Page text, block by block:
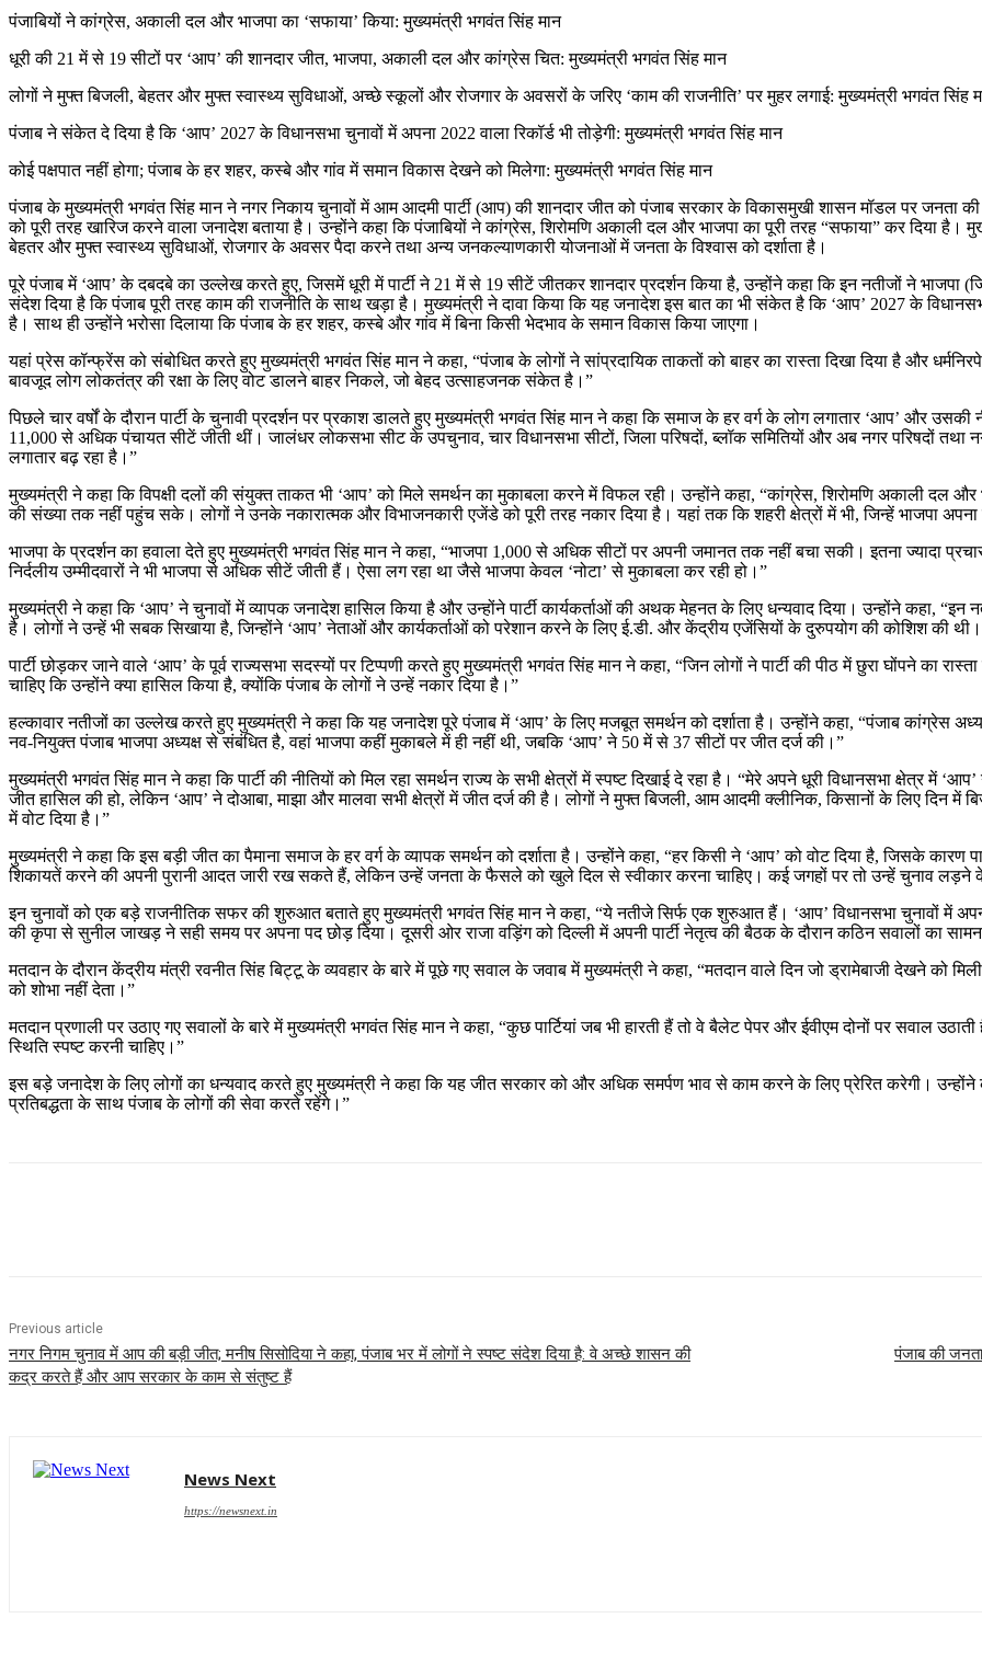
पंजाबियों ने कांग्रेस, अकाली दल और भाजपा का ‘सफाया’ किया: मुख्यमंत्री भगवंत सिंह मान
धूरी की 21 में से 19 सीटों पर ‘आप’ की शानदार जीत, भाजपा, अकाली दल और कांग्रेस चित: मुख्यमंत्री भगवंत सिंह मान
लोगों ने मुफ्त बिजली, बेहतर और मुफ्त स्वास्थ्य सुविधाओं, अच्छे स्कूलों और रोजगार के अवसरों के जरिए ‘काम की राजनीति’ पर मुहर लगाई: मुख्यमंत्री भगवंत सिंह
पंजाब ने संकेत दे दिया है कि ‘आप’ 2027 के विधानसभा चुनावों में अपना 2022 वाला रिकॉर्ड भी तोड़ेगी: मुख्यमंत्री भगवंत सिंह मान
कोई पक्षपात नहीं होगा; पंजाब के हर शहर, कस्बे और गांव में समान विकास देखने को मिलेगा: मुख्यमंत्री भगवंत सिंह मान
पंजाब के मुख्यमंत्री भगवंत सिंह मान ने नगर निकाय चुनावों में आम आदमी पार्टी (आप) की शानदार जीत को पंजाब सरकार के विकासमुखी शासन मॉडल पर जनता की
को पूरी तरह खारिज करने वाला जनादेश बताया है। उन्होंने कहा कि पंजाबियों ने कांग्रेस, शिरोमणि अकाली दल और भाजपा का पूरी तरह “सफाया” कर दिया है।
बेहतर और मुफ्त स्वास्थ्य सुविधाओं, रोजगार के अवसर पैदा करने तथा अन्य जनकल्याणकारी योजनाओं में जनता के विश्वास को दर्शाता है।
पूरे पंजाब में ‘आप’ के दबदबे का उल्लेख करते हुए, जिसमें धूरी में पार्टी ने 21 में से 19 सीटें जीतकर शानदार प्रदर्शन किया है, उन्होंने कहा कि इन नतीजों ने भाजपा
संदेश दिया है कि पंजाब पूरी तरह काम की राजनीति के साथ खड़ा है। मुख्यमंत्री ने दावा किया कि यह जनादेश इस बात का भी संकेत है कि ‘आप’ 2027 के
है। साथ ही उन्होंने भरोसा दिलाया कि पंजाब के हर शहर, कस्बे और गांव में बिना किसी भेदभाव के समान विकास किया जाएगा।
यहां प्रेस कॉन्फ्रेंस को संबोधित करते हुए मुख्यमंत्री भगवंत सिंह मान ने कहा, “पंजाब के लोगों ने सांप्रदायिक ताकतों को बाहर का रास्ता दिखा दिया है और
बावजूद लोग लोकतंत्र की रक्षा के लिए वोट डालने बाहर निकले, जो बेहद उत्साहजनक संकेत है।”
पिछले चार वर्षों के दौरान पार्टी के चुनावी प्रदर्शन पर प्रकाश डालते हुए मुख्यमंत्री भगवंत सिंह मान ने कहा कि समाज के हर वर्ग के लोग लगातार ‘आप’ और
11,000 से अधिक पंचायत सीटें जीती थीं। जालंधर लोकसभा सीट के उपचुनाव, चार विधानसभा सीटों, जिला परिषदों, ब्लॉक समितियों और अब नगर परिषदों तथा
लगातार बढ़ रहा है।”
मुख्यमंत्री ने कहा कि विपक्षी दलों की संयुक्त ताकत भी ‘आप’ को मिले समर्थन का मुकाबला करने में विफल रही। उन्होंने कहा, “कांग्रेस, शिरोमणि अकाली दल और
की संख्या तक नहीं पहुंच सके। लोगों ने उनके नकारात्मक और विभाजनकारी एजेंडे को पूरी तरह नकार दिया है। यहां तक कि शहरी क्षेत्रों में भी, जिन्हें भाजपा
भाजपा के प्रदर्शन का हवाला देते हुए मुख्यमंत्री भगवंत सिंह मान ने कहा, “भाजपा 1,000 से अधिक सीटों पर अपनी जमानत तक नहीं बचा सकी। इतना ज्यादा
निर्दलीय उम्मीदवारों ने भी भाजपा से अधिक सीटें जीती हैं। ऐसा लग रहा था जैसे भाजपा केवल ‘नोटा’ से मुकाबला कर रही हो।”
मुख्यमंत्री ने कहा कि ‘आप’ ने चुनावों में व्यापक जनादेश हासिल किया है और उन्होंने पार्टी कार्यकर्ताओं की अथक मेहनत के लिए धन्यवाद दिया। उन्होंने कहा,
है। लोगों ने उन्हें भी सबक सिखाया है, जिन्होंने ‘आप’ नेताओं और कार्यकर्ताओं को परेशान करने के लिए ई.डी. और केंद्रीय एजेंसियों के दुरुपयोग की कोशिश की
पार्टी छोड़कर जाने वाले ‘आप’ के पूर्व राज्यसभा सदस्यों पर टिप्पणी करते हुए मुख्यमंत्री भगवंत सिंह मान ने कहा, “जिन लोगों ने पार्टी की पीठ में छुरा घोंपने का
चाहिए कि उन्होंने क्या हासिल किया है, क्योंकि पंजाब के लोगों ने उन्हें नकार दिया है।”
हल्कावार नतीजों का उल्लेख करते हुए मुख्यमंत्री ने कहा कि यह जनादेश पूरे पंजाब में ‘आप’ के लिए मजबूत समर्थन को दर्शाता है। उन्होंने कहा, “पंजाब कांग्रेस
नव-नियुक्त पंजाब भाजपा अध्यक्ष से संबंधित है, वहां भाजपा कहीं मुकाबले में ही नहीं थी, जबकि ‘आप’ ने 50 में से 37 सीटों पर जीत दर्ज की।”
मुख्यमंत्री भगवंत सिंह मान ने कहा कि पार्टी की नीतियों को मिल रहा समर्थन राज्य के सभी क्षेत्रों में स्पष्ट दिखाई दे रहा है। “मेरे अपने धूरी विधानसभा क्षेत्र में
जीत हासिल की हो, लेकिन ‘आप’ ने दोआबा, माझा और मालवा सभी क्षेत्रों में जीत दर्ज की है। लोगों ने मुफ्त बिजली, आम आदमी क्लीनिक, किसानों के लिए दिन में
में वोट दिया है।”
मुख्यमंत्री ने कहा कि इस बड़ी जीत का पैमाना समाज के हर वर्ग के व्यापक समर्थन को दर्शाता है। उन्होंने कहा, “हर किसी ने ‘आप’ को वोट दिया है, जिसके
शिकायतें करने की अपनी पुरानी आदत जारी रख सकते हैं, लेकिन उन्हें जनता के फैसले को खुले दिल से स्वीकार करना चाहिए। कई जगहों पर तो उन्हें चुनाव लड़ने के
इन चुनावों को एक बड़े राजनीतिक सफर की शुरुआत बताते हुए मुख्यमंत्री भगवंत सिंह मान ने कहा, “ये नतीजे सिर्फ एक शुरुआत हैं। ‘आप’ विधानसभा चुनावों में
की कृपा से सुनील जाखड़ ने सही समय पर अपना पद छोड़ दिया। दूसरी ओर राजा वड़िंग को दिल्ली में अपनी पार्टी नेतृत्व की बैठक के दौरान कठिन सवालों का
मतदान के दौरान केंद्रीय मंत्री रवनीत सिंह बिट्टू के व्यवहार के बारे में पूछे गए सवाल के जवाब में मुख्यमंत्री ने कहा, “मतदान वाले दिन जो ड्रामेबाजी देखने को
को शोभा नहीं देता।”
मतदान प्रणाली पर उठाए गए सवालों के बारे में मुख्यमंत्री भगवंत सिंह मान ने कहा, “कुछ पार्टियां जब भी हारती हैं तो वे बैलेट पेपर और ईवीएम दोनों पर सवाल
स्थिति स्पष्ट करनी चाहिए।”
इस बड़े जनादेश के लिए लोगों का धन्यवाद करते हुए मुख्यमंत्री ने कहा कि यह जीत सरकार को और अधिक समर्पण भाव से काम करने के लिए प्रेरित करेगी। उन्होंने
प्रतिबद्धता के साथ पंजाब के लोगों की सेवा करते रहेंगे।”
Previous article
नगर निगम चुनाव में आप की बड़ी जीत; मनीष सिसोदिया ने कहा, पंजाब भर में लोगों ने स्पष्ट संदेश दिया है: वे अच्छे शासन की
कद्र करते हैं और आप सरकार के काम से संतुष्ट हैं
पंजाब की जनता
News Next
https://newsnext.in